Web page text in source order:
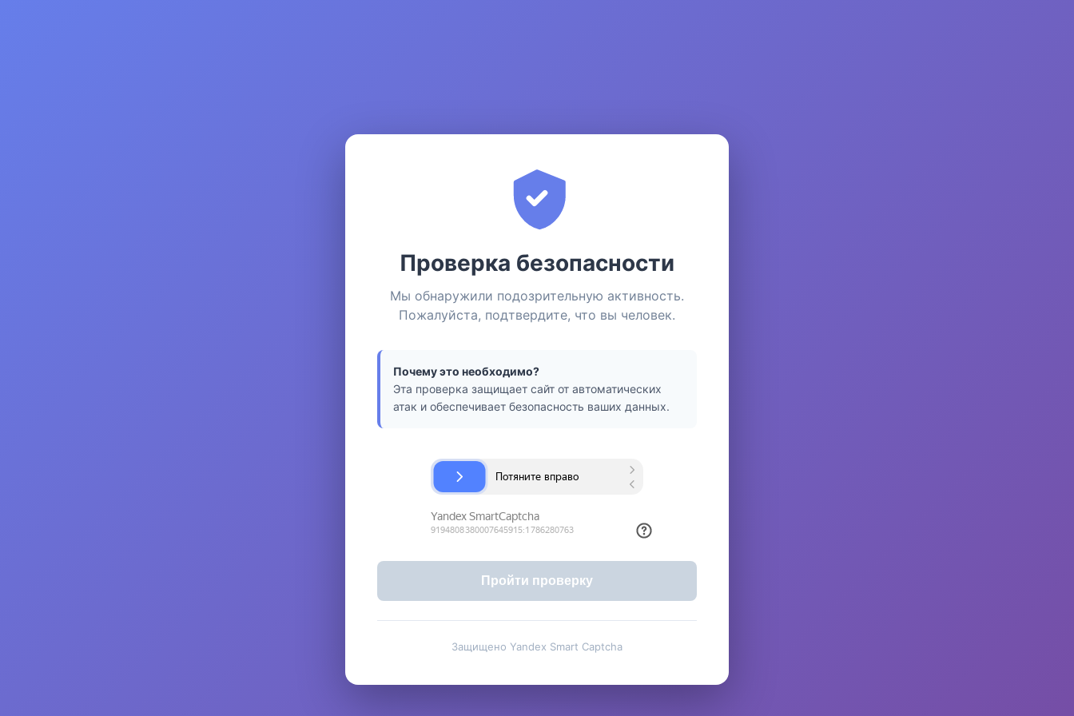
Проверка безопасности
Мы обнаружили подозрительную активность.
Пожалуйста, подтвердите, что вы человек.
Почему это необходимо?
Эта проверка защищает сайт от автоматических
атак и обеспечивает безопасность ваших данных.
Пройти проверку
Защищено Yandex Smart Captcha